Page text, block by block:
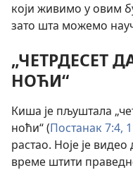
који живимо у овим
зато шта можемо
„ЧЕТРДЕСЕТ
НОЋИ“
Киша је пљуштала
ноћи“ (Постанак 7:4,
растао. Ноје је
време штити